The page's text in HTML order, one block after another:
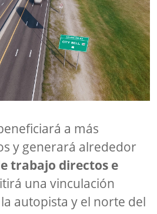
a más
y generará alrededor
trabajo directos e
una vinculación
autopista y el norte del